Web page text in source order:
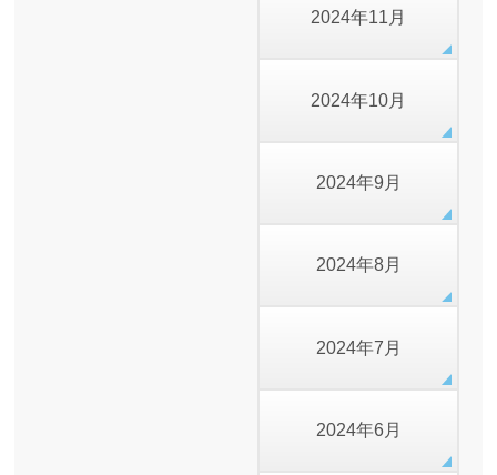
2024年11月
2024年10月
2024年9月
2024年8月
2024年7月
2024年6月